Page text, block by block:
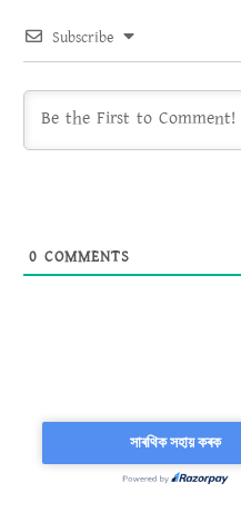
Subscribe
0 COMMENTS